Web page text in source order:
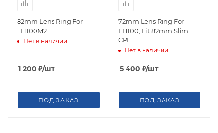
82mm Lens Ring For
FH100M2
Нет в наличии
1 200 ₽/шт
ПОД ЗАКАЗ
72mm Lens Ring For
FH100, Fit 82mm Slim
CPL
Нет в наличии
5 400 ₽/шт
ПОД ЗАКАЗ